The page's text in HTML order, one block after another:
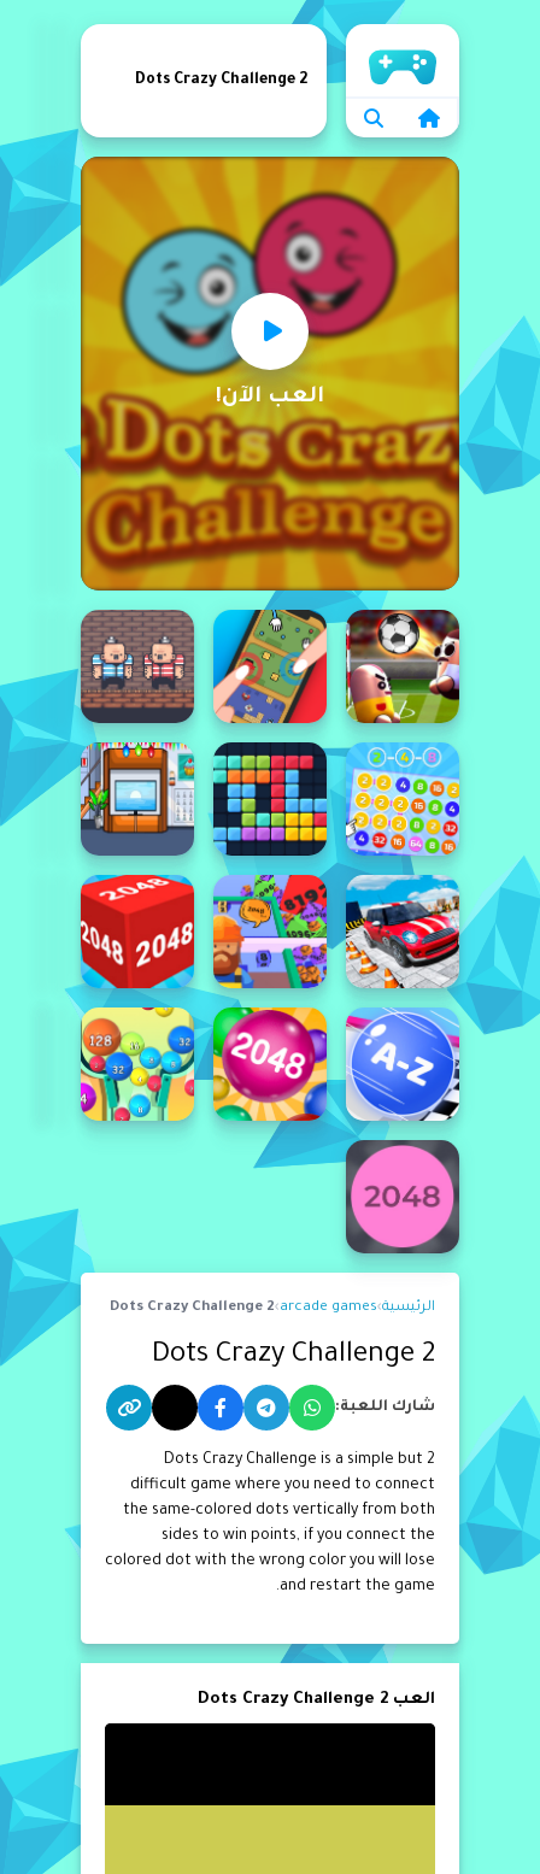
الرئيسية
العب الآن!
2 Dots Crazy Challenge
الرئيسية›
arcade games
›
2 Dots Crazy Challenge
2 Dots Crazy Challenge
شارك اللعبة:
2 Dots Crazy Challenge is a simple but
difficult game where you need to connect
the same-colored dots vertically from both
sides to win points, if you connect the
colored dot with the wrong color you will lose
and restart the game.
العب 2 Dots Crazy Challenge